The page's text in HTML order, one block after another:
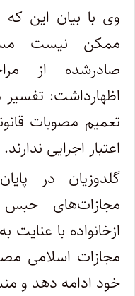
وی با بیان این
ممکن نیست
صادرشده از
اظهارداشت: تفسیر
تعمیم مصوبات
اعتبار اجرایی ندارند.
گلدوزیان در
مجازات‌های
ازخانواده با عنایت
خود ادامه دهد و